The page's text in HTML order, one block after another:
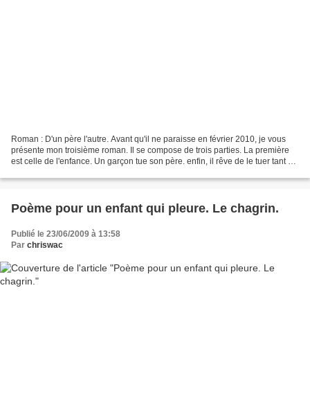
Roman : D'un père l'autre. Avant qu'il ne paraisse en février 2010, je vous
présente mon troisième roman. Il se compose de trois parties. La première
est celle de l'enfance. Un garçon tue son père. enfin, il rêve de le tuer tant sa
Poème pour un enfant qui pleure. Le chagrin.
Publié le 23/06/2009 à 13:58
Par chriswac